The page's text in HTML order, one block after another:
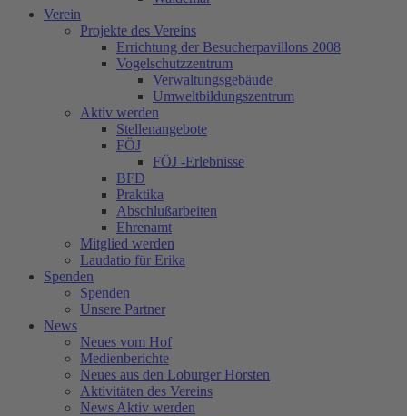
Verein
Projekte des Vereins
Errichtung der Besucherpavillons 2008
Vogelschutzzentrum
Verwaltungsgebäude
Umweltbildungszentrum
Aktiv werden
Stellenangebote
FÖJ
FÖJ -Erlebnisse
BFD
Praktika
Abschlußarbeiten
Ehrenamt
Mitglied werden
Laudatio für Erika
Spenden
Spenden
Unsere Partner
News
Neues vom Hof
Medienberichte
Neues aus den Loburger Horsten
Aktivitäten des Vereins
News Aktiv werden